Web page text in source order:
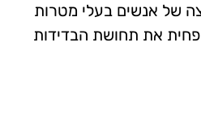
של אנשים בעלי מטרות
את תחושת הבדידות